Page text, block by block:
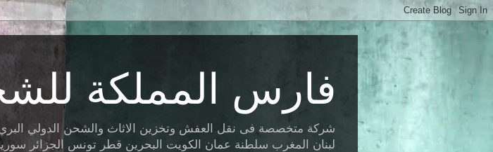
فارس المملكة
شركة متخصصة فى نقل العفش وتخزين الاثاث والشحن الدولي البري
لبنان المغرب سلطنة عمان الكويت البحرين قطر تونس الجزائر سوريا